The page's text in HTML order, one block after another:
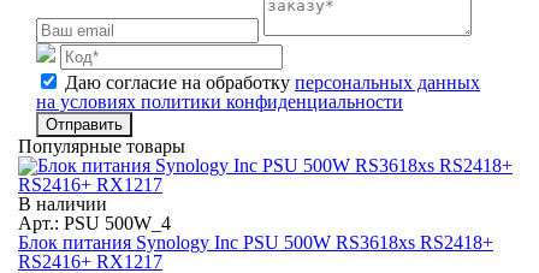
Даю согласие на обработку персональных данных
на условиях политики конфиденциальности
Отправить
Популярные товары
В наличии
Арт.: PSU 500W_4
Блок питания Synology Inc PSU 500W RS3618xs RS2418+
RS2416+ RX1217